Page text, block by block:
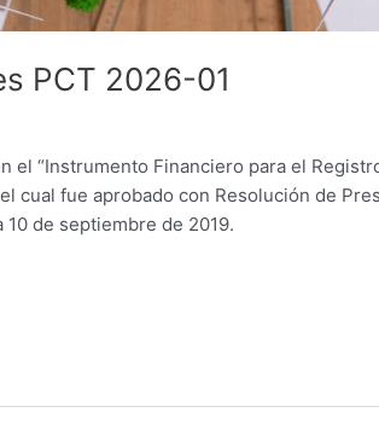
PCT 2026-01
el “Instrumento Financiero para el
cual fue aprobado con Resolución de
de septiembre de 2019.